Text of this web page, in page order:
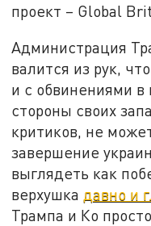
проект – Global
Администрация
валится из рук,
и с обвинениями в
стороны своих
критиков, не
завершение
выглядеть как
верхушка давно и
Трампа и Ко